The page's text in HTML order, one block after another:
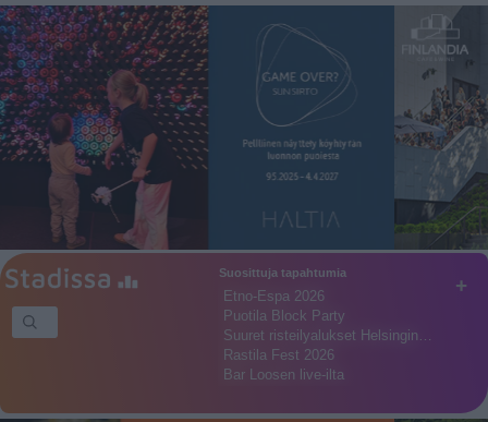
+
Suosittuja tapahtumia
Etno-Espa 2026
Puotila Block Party
Suuret risteilyalukset Helsingin…
Rastila Fest 2026
Bar Loosen live-ilta